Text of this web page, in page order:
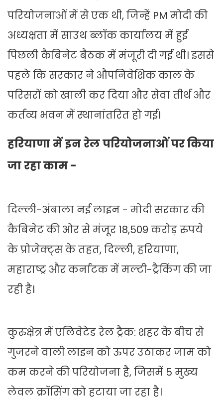
परियोजनाओं में से एक थी, जिन्हें PM मोदी की
अध्यक्षता में साउथ ब्लॉक कार्यालय में हुई
पिछली कैबिनेट बैठक में मंजूरी दी गई थी। इससे
पहले कि सरकार ने औपनिवेशिक काल के
परिसरों को खाली कर दिया और सेवा तीर्थ और
कर्तव्य भवन में स्थानांतरित हो गई।
हरियाणा में इन रेल परियोजनाओं पर किया
जा रहा काम -
दिल्ली-अंबाला नई लाइन - मोदी सरकार की
कैबिनेट की ओर से मंजूर 18,509 करोड़ रुपये
के प्रोजेक्ट्स के तहत, दिल्ली, हरियाणा,
महाराष्ट्र और कर्नाटक में मल्टी-ट्रैकिंग की जा
रही है।
कुरुक्षेत्र में एलिवेटेड रेल ट्रैक: शहर के बीच से
गुजरने वाली लाइन को ऊपर उठाकर जाम को
कम करने की परियोजना है, जिसमें 5 मुख्य
लेवल क्रॉसिंग को हटाया जा रहा है।